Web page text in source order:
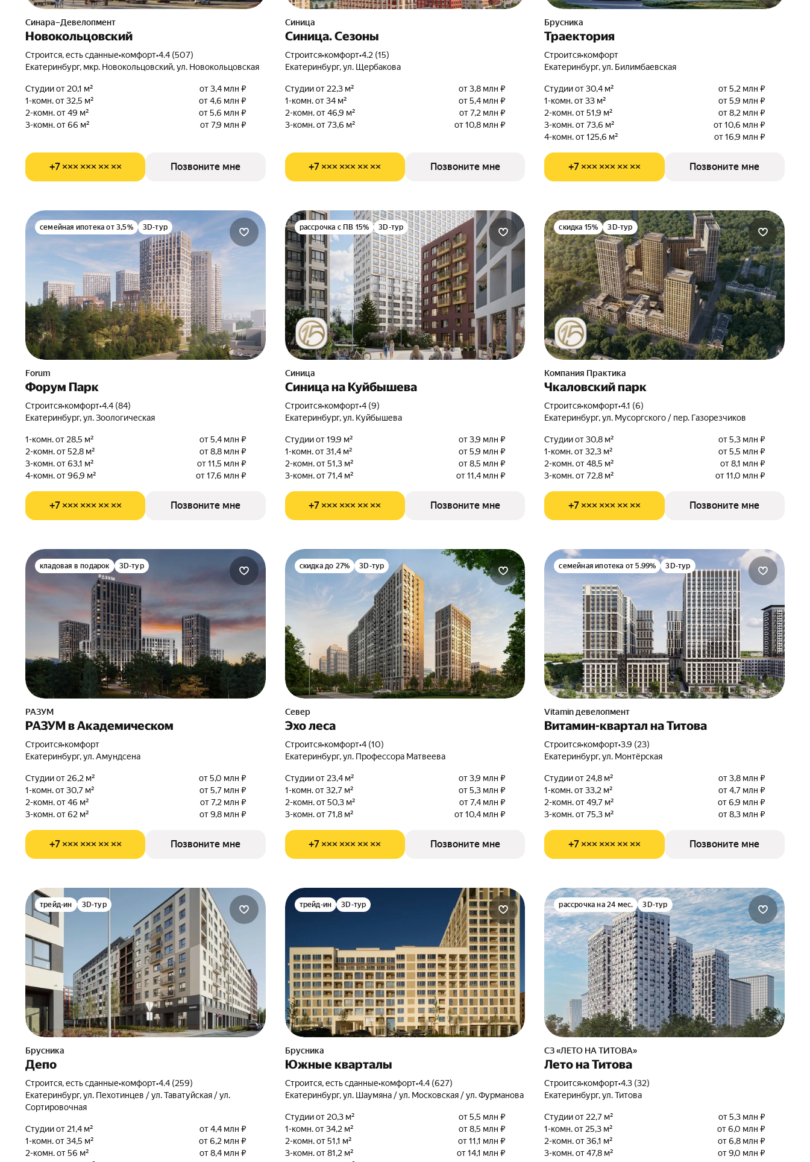
Синара–Девелопмент
Новокольцовский
Строится, есть сданные•комфорт•4.4 (507)
Екатеринбург, мкр. Новокольцовский, ул. Новокольцовская
Студии от 20,1 м²
от 3,4 млн ₽
1-комн. от 32,5 м²
от 4,6 млн ₽
2-комн. от 49 м²
от 5,6 млн ₽
3-комн. от 66 м²
от 7,9 млн ₽
+7 ××× ××× ×× ×× Позвоните мне
Синица
Синица. Сезоны
Строится•комфорт•4.2 (15)
Екатеринбург, ул. Щербакова
Студии от 22,3 м²
от 3,8 млн ₽
1-комн. от 34 м²
от 5,4 млн ₽
2-комн. от 46,9 м²
от 7,2 млн ₽
3-комн. от 73,6 м²
от 10,8 млн ₽
+7 ××× ××× ×× ×× Позвоните мне
Брусника
Траектория
Строится•комфорт
Екатеринбург, ул. Билимбаевская
Студии от 30,4 м²
от 5,2 млн ₽
1-комн. от 33 м²
от 5,9 млн ₽
2-комн. от 51,9 м²
от 8,2 млн ₽
3-комн. от 73,6 м²
от 10,6 млн ₽
4-комн. от 125,6 м²
от 16,9 млн ₽
+7 ××× ××× ×× ×× Позвоните мне
семейная ипотека от 3,5% 3D-тур
Forum
Форум Парк
Строится•комфорт•4.4 (84)
Екатеринбург, ул. Зоологическая
1-комн. от 28,5 м²
от 5,4 млн ₽
2-комн. от 52,8 м²
от 8,8 млн ₽
3-комн. от 63,1 м²
от 11,5 млн ₽
4-комн. от 96,9 м²
от 17,6 млн ₽
+7 ××× ××× ×× ×× Позвоните мне
рассрочка с ПВ 15% 3D-тур
Синица
Синица на Куйбышева
Строится•комфорт•4 (9)
Екатеринбург, ул. Куйбышева
Студии от 19,9 м²
от 3,9 млн ₽
1-комн. от 31,4 м²
от 5,9 млн ₽
2-комн. от 51,3 м²
от 8,5 млн ₽
3-комн. от 71,4 м²
от 11,4 млн ₽
+7 ××× ××× ×× ×× Позвоните мне
скидка 15% 3D-тур
Компания Практика
Чкаловский парк
Строится•комфорт•4.1 (6)
Екатеринбург, ул. Мусоргского / пер. Газорезчиков
Студии от 30,8 м²
от 5,3 млн ₽
1-комн. от 32,3 м²
от 5,5 млн ₽
2-комн. от 48,5 м²
от 8,1 млн ₽
3-комн. от 72,8 м²
от 11,0 млн ₽
+7 ××× ××× ×× ×× Позвоните мне
кладовая в подарок 3D-тур
РАЗУМ
РАЗУМ в Академическом
Строится•комфорт
Екатеринбург, ул. Амундсена
Студии от 26,2 м²
от 5,0 млн ₽
1-комн. от 30,7 м²
от 5,7 млн ₽
2-комн. от 46 м²
от 7,2 млн ₽
3-комн. от 62 м²
от 9,8 млн ₽
+7 ××× ××× ×× ×× Позвоните мне
скидка до 27% 3D-тур
Север
Эхо леса
Строится•комфорт•4 (10)
Екатеринбург, ул. Профессора Матвеева
Студии от 23,4 м²
от 3,9 млн ₽
1-комн. от 32,7 м²
от 5,3 млн ₽
2-комн. от 50,3 м²
от 7,4 млн ₽
3-комн. от 71,8 м²
от 10,4 млн ₽
+7 ××× ××× ×× ×× Позвоните мне
семейная ипотека от 5.99% 3D-тур
Vitamin девелопмент
Витамин-квартал на Титова
Строится•комфорт•3.9 (23)
Екатеринбург, ул. Монтёрская
Студии от 24,8 м²
от 3,8 млн ₽
1-комн. от 33,2 м²
от 4,7 млн ₽
2-комн. от 49,7 м²
от 6,9 млн ₽
3-комн. от 75,3 м²
от 8,3 млн ₽
+7 ××× ××× ×× ×× Позвоните мне
трейд-ин 3D-тур
Брусника
Депо
Строится, есть сданные•комфорт•4.4 (259)
Екатеринбург, ул. Пехотинцев / ул. Таватуйская / ул.
Сортировочная
Студии от 21,4 м²
от 4,4 млн ₽
1-комн. от 34,5 м²
от 6,2 млн ₽
2-комн. от 56 м²
от 8,4 млн ₽
трейд-ин 3D-тур
Брусника
Южные кварталы
Строится, есть сданные•комфорт•4.4 (627)
Екатеринбург, ул. Шаумяна / ул. Московская / ул. Фурманова
Студии от 20,3 м²
от 5,5 млн ₽
1-комн. от 34,2 м²
от 8,5 млн ₽
2-комн. от 51,1 м²
от 11,1 млн ₽
3-комн. от 81,2 м²
от 14,1 млн ₽
рассрочка на 24 мес. 3D-тур
СЗ «ЛЕТО НА ТИТОВА»
Лето на Титова
Строится•комфорт•4.3 (32)
Екатеринбург, ул. Титова
Студии от 22,7 м²
от 5,3 млн ₽
1-комн. от 25,3 м²
от 6,0 млн ₽
2-комн. от 36,1 м²
от 6,8 млн ₽
3-комн. от 47,8 м²
от 9,0 млн ₽